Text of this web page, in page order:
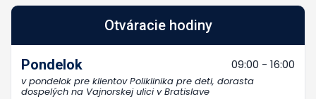
Otváracie hodiny
Pondelok 09:00 - 16:00
v pondelok pre klientov Poliklinika pre deti, dorasta
dospelých na Vajnorskej ulici v Bratislave